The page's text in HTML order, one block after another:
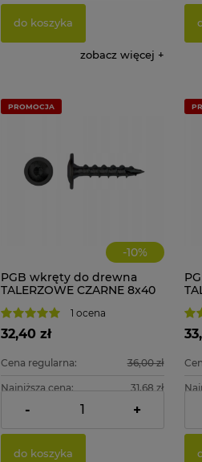
do koszyka
zobacz więcej
-10%
PGB wkręty do drewna
TALERZOWE CZARNE 8x40
1 ocena
32,40 zł
Cena regularna: 36,00 zł
Najniższa cena: 31,68 zł
Cena netto: 26,34 zł
- +
do koszyka
PROMOCJA